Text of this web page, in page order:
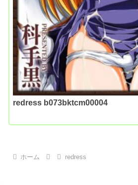
redress b073bktcm00004
ホーム redress